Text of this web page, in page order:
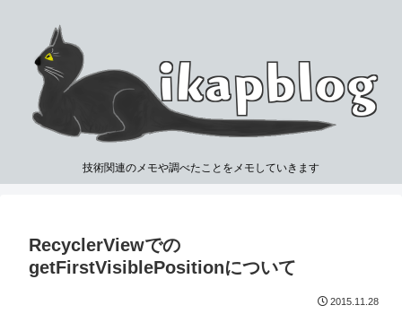
技術関連のメモや調べたことをメモしていきます
RecyclerViewでの
getFirstVisiblePositionについて
2015.11.28